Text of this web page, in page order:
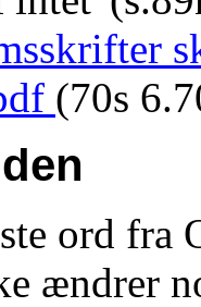
(70s
ord fra
ændrer